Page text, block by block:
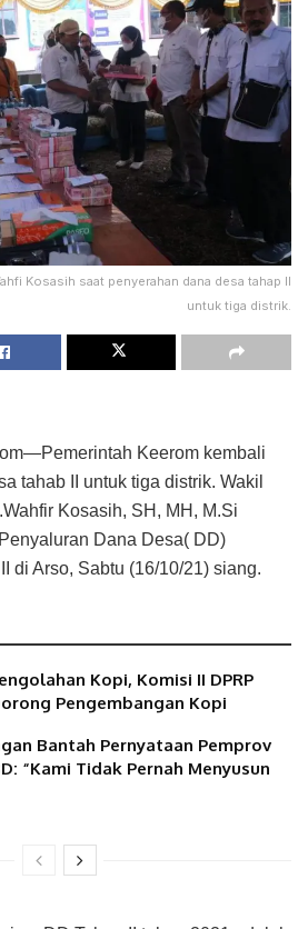
Kosasih saat penyerahan dana desa tahap II
untuk tiga distrik.
Keerom kembali
tahab II untuk tiga distrik. Wakil
Kosasih, SH, MH, M.Si
Dana Desa( DD)
di Arso, Sabtu (16/10/21) siang.
Kopi, Komisi II DPRP
Pengembangan Kopi
Bantah Pernyataan Pemprov
“Kami Tidak Pernah Menyusun